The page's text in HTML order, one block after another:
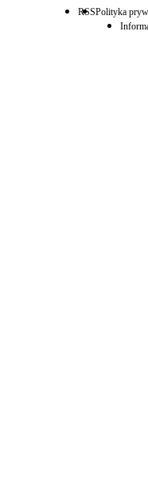
RSSPolityka